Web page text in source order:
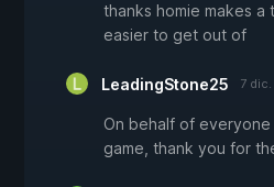
thanks homie makes a
easier to get out of
LeadingStone25 7 dic.
On behalf of
game, thank you for